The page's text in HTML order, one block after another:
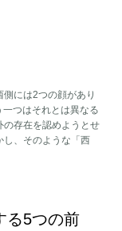
には2つの顔があり
つはそれとは異なる
の存在を認めようとせ
し、そのような「西
て
る5つの前